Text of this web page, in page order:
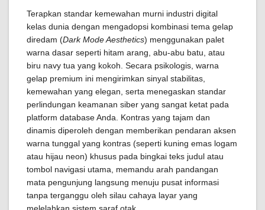
Terapkan standar kemewahan murni industri digital
kelas dunia dengan mengadopsi kombinasi tema gelap
diredam (Dark Mode Aesthetics) menggunakan palet
warna dasar seperti hitam arang, abu-abu batu, atau
biru navy tua yang kokoh. Secara psikologis, warna
gelap premium ini mengirimkan sinyal stabilitas,
kemewahan yang elegan, serta menegaskan standar
perlindungan keamanan siber yang sangat ketat pada
platform database Anda. Kontras yang tajam dan
dinamis diperoleh dengan memberikan pendaran aksen
warna tunggal yang kontras (seperti kuning emas logam
atau hijau neon) khusus pada bingkai teks judul atau
tombol navigasi utama, memandu arah pandangan
mata pengunjung langsung menuju pusat informasi
tanpa terganggu oleh silau cahaya layar yang